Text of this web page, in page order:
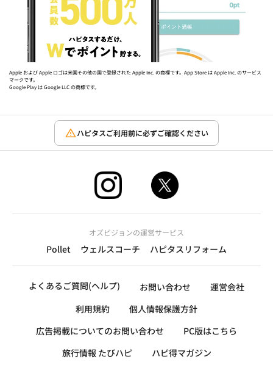
Apple および Apple ロゴは米国その他の国で登録された Apple Inc. の商標です。App Store は Apple Inc. のサービス
マークです。
Google Play は Google LLC の商標です。
ハピタスご利用前に必ずご確認ください
オズビジョンの運営サービス
Pollet ウェルスコーチ ハピタスリフォーム
よくあるご質問(ヘルプ) お問い合わせ
運営会社
利用規約
個人情報保護方針
広告掲載についてのお問い合わせ
PC版はこちら
旅行情報 たびハピ
ハピ得マガジン